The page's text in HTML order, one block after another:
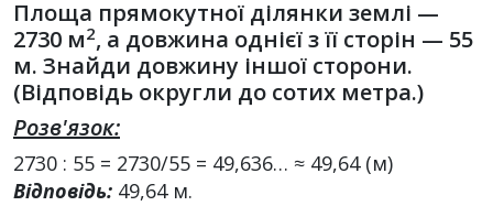
Площа прямокутної ділянки землі —
2730 м2, а довжина однієї з її сторін — 55
м. Знайди довжину іншої сторони.
(Відповідь округли до сотих метра.)
Розв'язок:
2730 : 55 = 2730/55 = 49,636… ≈ 49,64 (м)
Відповідь: 49,64 м.